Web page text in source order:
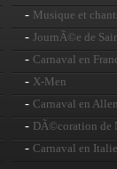
- Musique et
- JournÃ©e de
- Carnaval en
- X-Men
- Carnaval en
- DÃ©coration de
- Carnaval en Italie